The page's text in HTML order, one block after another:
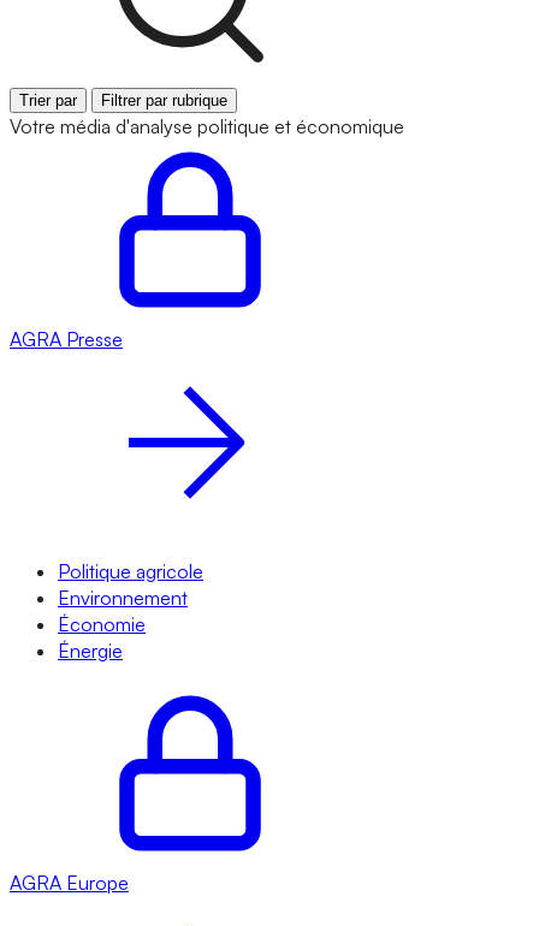
Trier par Filtrer par rubrique
Votre média d'analyse politique et économique
AGRA Presse
Politique agricole
Environnement
Économie
Énergie
AGRA Europe